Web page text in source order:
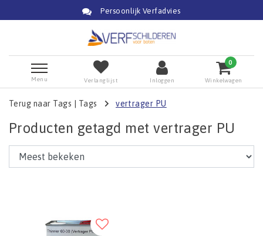
Persoonlijk Verfadvies
Menu Verlanglijst Inloggen
0
Winkelwagen
Terug naar Tags Tags vertrager PU
Producten getagd met vertrager PU